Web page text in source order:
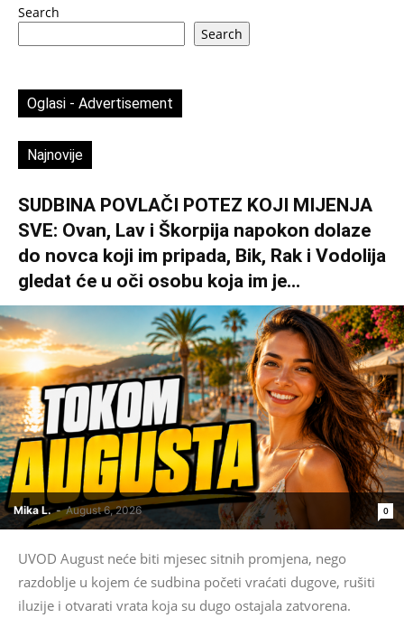
Search
Search
Oglasi - Advertisement
Najnovije
SUDBINA POVLAČI POTEZ KOJI MIJENJA
SVE: Ovan, Lav i Škorpija napokon dolaze
do novca koji im pripada, Bik, Rak i Vodolija
gledat će u oči osobu koja im je...
Mika L. - August 6, 2026 0
UVOD August neće biti mjesec sitnih promjena, nego
razdoblje u kojem će sudbina početi vraćati dugove, rušiti
iluzije i otvarati vrata koja su dugo ostajala zatvorena.